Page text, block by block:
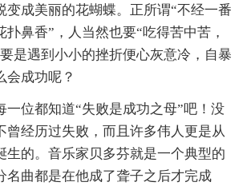
变成美丽的花蝴蝶。正所谓“不经一番
鼻香”，人当然也要“吃得苦中苦，
是遇到小小的挫折便心灰意冷，自暴
会成功呢？
一位都知道“失败是成功之母”吧！没
曾经历过失败，而且许多伟人更是从
生的。音乐家贝多芬就是一个典型的
名曲都是在他成了聋子之后才完成